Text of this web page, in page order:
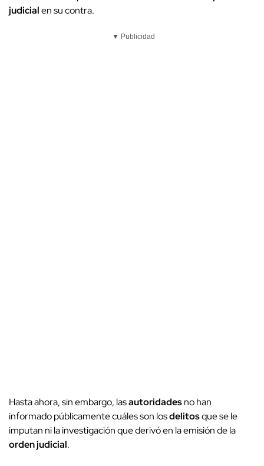
judicialen su contra.
▼ Publicidad
Hasta ahora, sin embargo, lasautoridadesno han
informado públicamente cuáles son losdelitosque se le
imputan ni la investigación que derivó en la emisión de la
orden judicial.